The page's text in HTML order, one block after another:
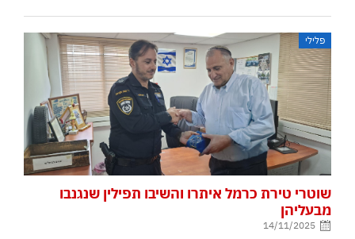
פלילי
שוטרי טירת כרמל איתרו והשיבו תפילין שנגנבו
מבעליהן
14/11/2025